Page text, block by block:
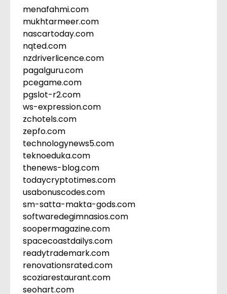
menafahmi.com
mukhtarmeer.com
nascartoday.com
nqted.com
nzdriverlicence.com
pagalguru.com
pcegame.com
pgslot-r2.com
ws-expression.com
zchotels.com
zepfo.com
technologynews5.com
teknoeduka.com
thenews-blog.com
todaycryptotimes.com
usabonuscodes.com
sm-satta-makta-gods.com
softwaredegimnasios.com
soopermagazine.com
spacecoastdailys.com
readytrademark.com
renovationsrated.com
scoziarestaurant.com
seohart.com